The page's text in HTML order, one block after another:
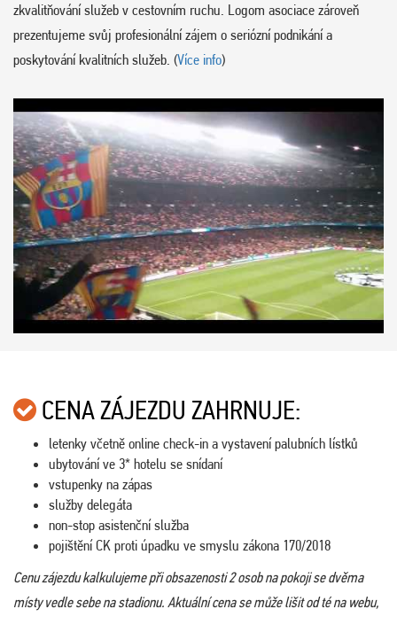
zkvalitňování služeb v cestovním ruchu. Logom asociace zároveň
prezentujeme svůj profesionální zájem o seriózní podnikání a
poskytování kvalitních služeb. (Více info)
CENA ZÁJEZDU ZAHRNUJE:
letenky včetně online check-in a vystavení palubních lístků
ubytování ve 3* hotelu se snídaní
vstupenky na zápas
služby delegáta
non-stop asistenční služba
pojištění CK proti úpadku ve smyslu zákona 170/2018
Cenu zájezdu kalkulujeme při obsazenosti 2 osob na pokoji se dvěma
místy vedle sebe na stadionu. Aktuální cena se může lišit od té na webu,